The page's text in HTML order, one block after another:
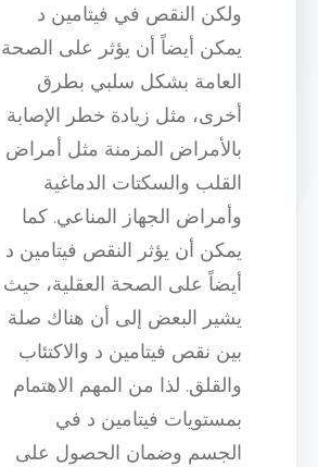
ولكن النقص في فيتامين د
يمكن أيضاً أن يؤثر على الصحة
العامة بشكل سلبي بطرق
أخرى، مثل زيادة خطر الإصابة
بالأمراض المزمنة مثل أمراض
القلب والسكتات الدماغية
وأمراض الجهاز المناعي. كما
يمكن أن يؤثر النقص فيتامين د
أيضاً على الصحة العقلية، حيث
يشير البعض إلى أن هناك صلة
بين نقص فيتامين د والاكتئاب
والقلق. لذا من المهم الاهتمام
بمستويات فيتامين د في
الجسم وضمان الحصول على